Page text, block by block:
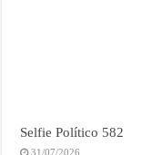
Selfie Político 582
31/07/2026